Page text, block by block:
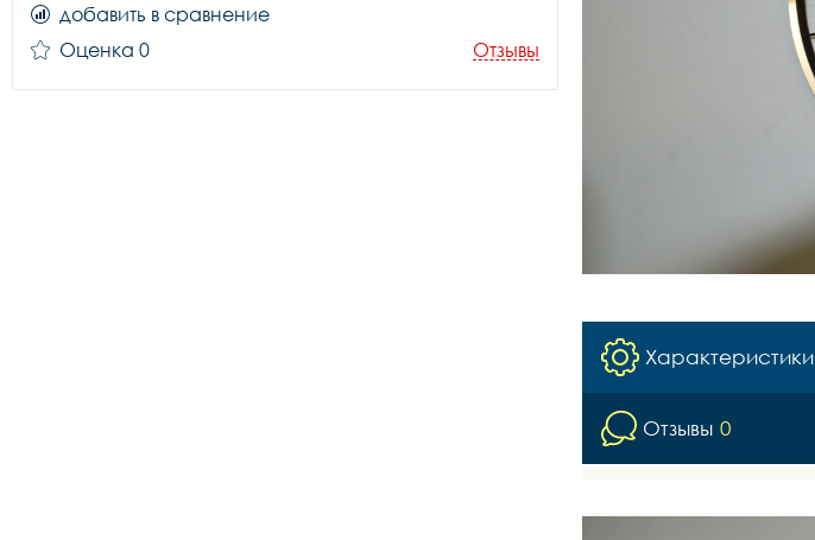
добавить в сравнение
Оценка 0
Отзывы
Характеристики
Отзывы 0